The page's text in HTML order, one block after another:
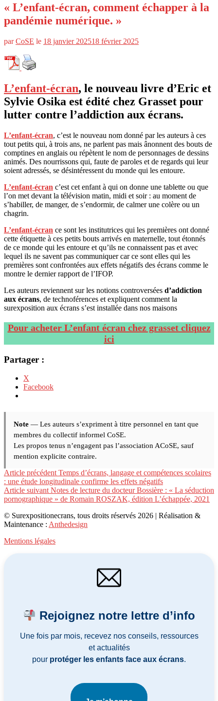
« L’enfant-écran, comment échapper à la
pandémie numérique. »
parCoSE le 18 janvier 202518 février 2025
L’enfant-écran, le nouveau livre d’Eric et
Sylvie Osika est édité chez Grasset pour
lutter contre l’addiction aux écrans.
L’enfant-écran, c’est le nouveau nom donné par les auteurs à ces
tout petits qui, à trois ans, ne parlent pas mais ânonnent des bouts de
comptines en anglais ou répètent le nom de personnages de dessins
animés. Des nourrissons qui, faute de paroles et de regards qui leur
soient adressés, se désintéressent du monde qui les entoure.
L’enfant-écran c’est cet enfant à qui on donne une tablette ou que
l’on met devant la télévision matin, midi et soir : au moment de
s’habiller, de manger, de s’endormir, de calmer une colère ou un
chagrin.
L’enfant-écran ce sont les institutrices qui les premières ont donné
cette étiquette à ces petits bouts arrivés en maternelle, tout étonnés
de ce monde qui les entoure et qu’ils ne connaissent pas et avec
lequel ils ne savent pas communiquer car ce sont elles qui les
premières sont confrontées aux effets négatifs des écrans comme le
montre le dernier rapport de l’IFOP.
Les auteurs reviennent sur les notions controversées d’addiction
aux écrans, de technoférences et expliquent comment la
surexposition aux écrans s’est installée dans nos maisons
Pour acheter L’enfant écran chez grasset cliquez
ici
Partager :
X
Facebook
Note — Les auteurs s’expriment à titre personnel en tant que
membres du collectif informel CoSE.
Les propos tenus n’engagent pas l’association ACoSE, sauf
mention explicite contraire.
Lire
la
suite
Article précédent Temps d’écrans, langage et compétences scolaires
: une étude longitudinale confirme les effets négatifs
Article suivant Notes de lecture du docteur Bossière : « La séduction
pornographique » de Romain ROSZAK, édition L’échappée, 2021
© Surexpositionecrans, tous droits réservés 2026 | Réalisation &
Maintenance : Anthedesign
Mentions légales
Rejoignez notre lettre d’info
Une fois par mois, recevez nos conseils, ressources
et actualités
pour protéger les enfants face aux écrans.